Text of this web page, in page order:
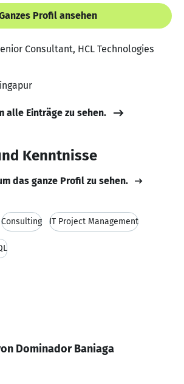
Profil ansehen
Consultant, HCL Technologies
alle Einträge zu sehen.
Kenntnisse
das ganze Profil zu sehen.
Consulting IT Project Management
Dominador Baniaga